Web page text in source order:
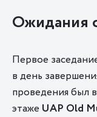
Ожидания
Первое
в день
проведения был
этаже UAP Old